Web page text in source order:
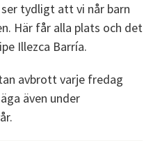
tydligt att vi når barn
Här får alla plats och det
Illezca Barría.
avbrott varje fredag
även under